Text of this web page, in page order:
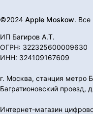
©2024 Apple Moskow.
ИП Багиров А.Т.
ОГРН: 322325600009630
ИНН: 324109167609
г. Москва, станция метро
Багратионовский проезд,
Интернет-магазин